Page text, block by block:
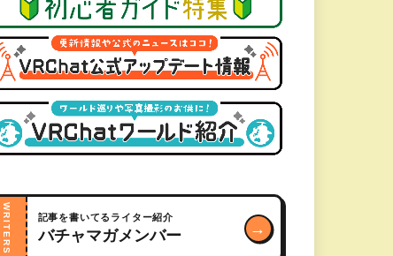
WRITERS 記事を書いてるライター紹介
バチャマガメンバー →